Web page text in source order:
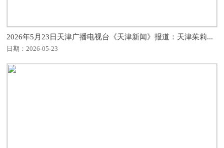
2026年5月23日天津广播电视台《天津新闻》报道：天津茱莉...
日期：2026-05-23